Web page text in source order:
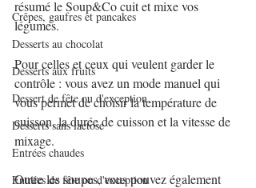
Crêpes, gaufres et pancakes
Desserts au chocolat
Desserts aux fruits
Dessert de fête ou d'exception
Desserts sans lactose
Entrées chaudes
Entrées de fête ou d'exception
résumé le Soup&Co cuit et mixe vos
légumes.
Pour celles et ceux qui veulent garder le
contrôle : vous avez un mode manuel qui
vous permet de choisir la température de
cuisson, la durée de cuisson et la vitesse de
mixage.
Outre les soupes, vous pouvez également